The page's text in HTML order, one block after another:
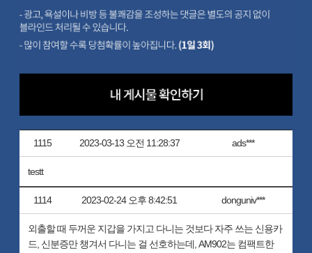
1115 2023-03-13 오전 11:28:37 ads***
testt
1114 2023-02-24 오후 8:42:51 donguniv***
외출할 때 두꺼운 지갑을 가지고 다니는 것보다 자주 쓰는 신용카
드, 신분증만 챙겨서 다니는 걸 선호하는데, AM902는 컴팩트한